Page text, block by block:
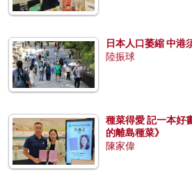
日本人口萎縮 中港
陸振球
種菜得愛 記一本好
的離島種菜》
陳家偉